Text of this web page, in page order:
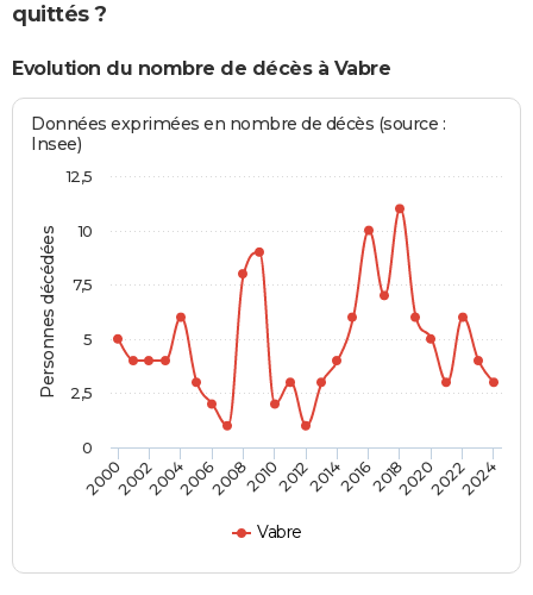
quittés ?
Evolution du nombre de décès à Vabre
Personnes décédées
Données exprimées en nombre de décès (source :
Insee)
Vabre
2000200220042006200820102012201420162018202020222024
0
2,5
5
7,5
10
12,5